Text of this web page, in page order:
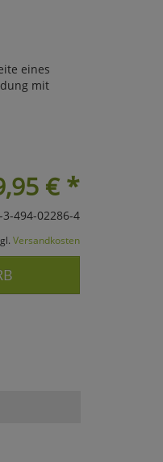
eines
mit
€*
3-494-02286-4
Versandkosten